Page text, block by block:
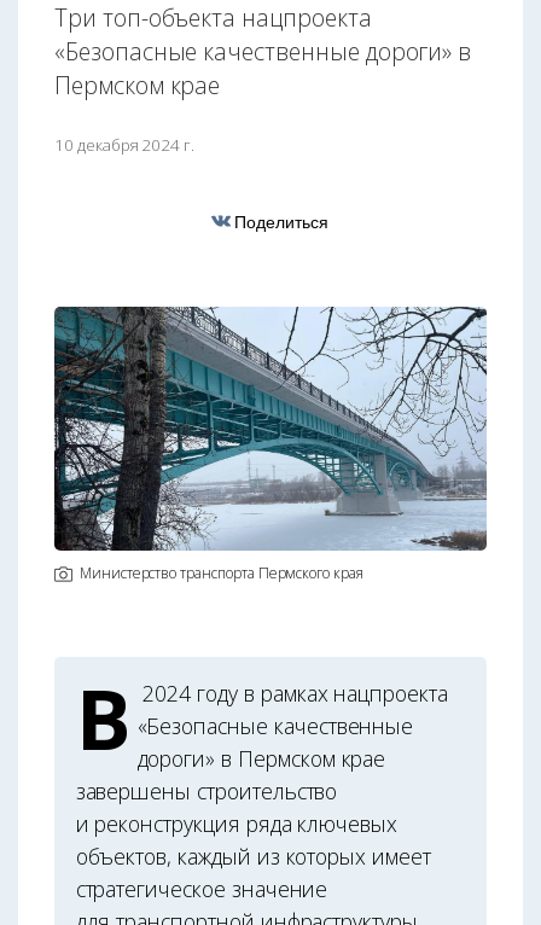
Три топ-объекта нацпроекта
«Безопасные качественные дороги» в
Пермском крае
10 декабря 2024 г.
Поделиться
Министерство транспорта Пермского края
В 2024 году в рамках нацпроекта
«Безопасные качественные
дороги» в Пермском крае
завершены строительство
и реконструкция ряда ключевых
объектов, каждый из которых имеет
стратегическое значение